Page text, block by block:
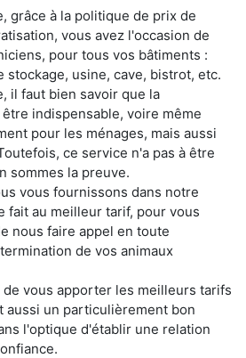
grâce à la politique de prix de
vous avez l'occasion de
pour tous vos bâtiments :
stockage, usine, cave, bistrot, etc.
il faut bien savoir que la
indispensable, voire même
pour les ménages, mais aussi
ce service n'a pas à être
sommes la preuve.
vous fournissons dans notre
fait au meilleur tarif, pour vous
nous faire appel en toute
de vos animaux
vous apporter les meilleurs tarifs
aussi un particulièrement bon
l'optique d'établir une relation